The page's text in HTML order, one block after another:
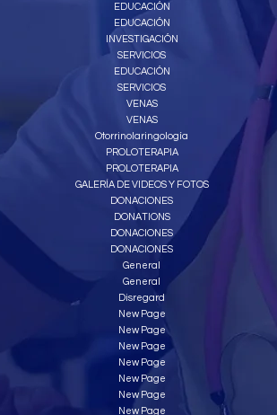
EDUCACIÓN
EDUCACIÓN
INVESTIGACIÓN
SERVICIOS
EDUCACIÓN
SERVICIOS
VENAS
VENAS
Otorrinolaringología
PROLOTERAPIA
PROLOTERAPIA
GALERÍA DE VIDEOS Y FOTOS
DONACIONES
DONATIONS
DONACIONES
DONACIONES
General
General
Disregard
New Page
New Page
New Page
New Page
New Page
New Page
New Page